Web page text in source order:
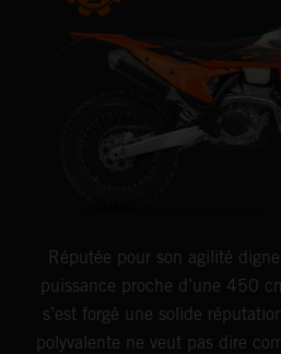
Réputée pour son agilité
puissance proche d’une 450
s’est forgé une solide
polyvalente ne veut pas dire